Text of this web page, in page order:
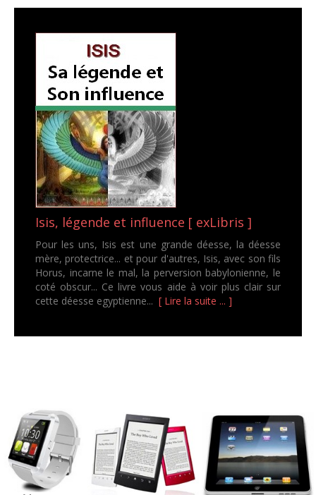
Isis, légende et influence [ exLibris ]
Pour les uns, Isis est une grande déesse, la déesse
mère, protectrice... et pour d'autres, Isis, avec son fils
Horus, incarne le mal, la perversion babylonienne, le
coté obscur... Ce livre vous aide à voir plus clair sur
cette déesse egyptienne... [ Lire la suite ... ]